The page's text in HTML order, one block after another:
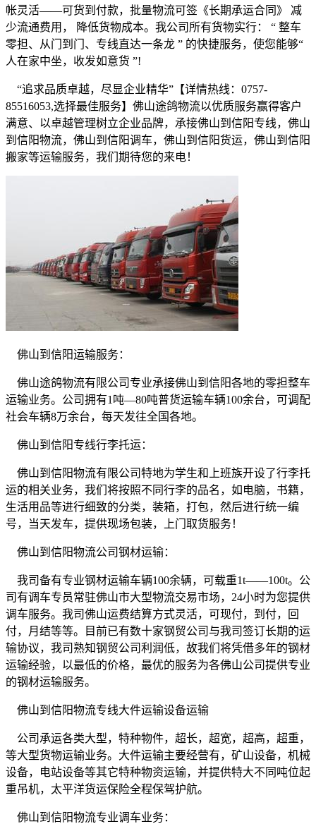
帐灵活——可货到付款，批量物流可签《长期承运合同》 减
少流通费用， 降低货物成本。我公司所有货物实行：
“ 整车
零担、从门到门、专线直达一条龙 ” 的快捷服务，使您能够“
人在家中坐，收发如意货 ”!
“追求品质卓越，尽显企业精华” 【详情热线： 0757-
85516053,选择最佳服务】佛山途鸽物流以优质服务赢得客户
满意、以卓越管理树立企业品牌，承接佛山到信阳专线，佛山
到信阳物流，佛山到信阳调车，佛山到信阳货运，佛山到信阳
搬家等运输服务，我们期待您的来电！
佛山到信阳运输服务：
佛山途鸽物流有限公司专业承接佛山到信阳各地的零担整车
运输业务。公司拥有1 吨—80吨普货运输车辆100余台，可调配
社会车辆8万余台，每天发往全国各地。
佛山到信阳专线行李托运：
佛山到信阳物流有限公司特地为学生和上班族开设了行李托
运的相关业务，我们将按照不同行李的品名，如电脑，书籍，
生活用品等进行细致的分类，装箱，打包，然后进行统一编
号，当天发车，提供现场包装，上门取货服务！
佛山到信阳物流公司钢材运输：
我司备有专业钢材运输车辆100余辆，可载重1t——100t。公
司有调车专员常驻佛山市大型物流交易市场， 24小时为您提供
调车服务。我司佛山运费结算方式灵活，可现付，到付，回
付，月结等等。目前已有数十家钢贸公司与我司签订长期的运
输协议，我司熟知钢贸公司利润低，故我们将凭借多年的钢材
运输经验，以最低的价格，最优的服务为各佛山公司提供专业
的钢材运输服务。
佛山到信阳物流专线大件运输设备运输
公司承运各类大型，特种物件，超长，超宽，超高，超重，
等大型货物运输业务。大件运输主要经营有，矿山设备，机械
设备，电站设备等其它特种物资运输，并提供特大不同吨位起
重吊机，太平洋货运保险全程保驾护航。
佛山到信阳物流专业调车业务：